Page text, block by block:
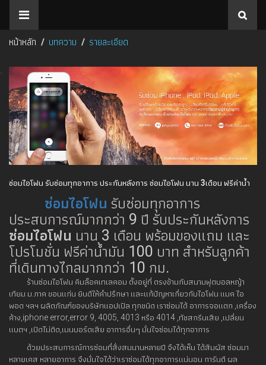
หน้าหลัก บทความ รายละเอียด
ซ่อมไอโฟน รับซ่อมทุกอาการ ประกันหลังการ ซ่อมไอโฟน นาน 3เดือน ฟรีค่าน้ำ
มัน 100 บาทซ่อมไอโฟน รับซ่อมทุกอาการ
ประสบการณ์มากกว่า 9 ปี รับประกันหลังการ
ซ่อมไอโฟน นาน 3 เดือน พร้อมของแถม และ
โปรโมชั่น ฟรีค่าน้ำมัน 100 บาท สำหรับลูกค้า
ที่เดินทางไกลมากกว่า 10 กม.
ร้านซ่อมไอโฟน คิมล็อคเทเลคอม ตั้งอยู่ที่ ตรงข้ามกับสนามฟุตบอลหญ้า
เทียม ม.ภาค ขอนแก่น ยินดีให้คำปรึกษา และแก้ปัญหาเกี่ยวกับไอโฟน แมค ไอ
พอด ฯลฯ ผลิตภัณฑ์ของบริษัทแอปเปิล ทุกชนิด เราซ่อมได้ อาการจอแตก ,เครื่อง
ค้าง,iphone error,error 9, 4005, 4013 หรือ 4014 ,ทัชสกรีนเสีย ,เปลี่ยน
แบตฯ ,เปิดไม่ติด,เมนบอร์ดเสีย อาการอื่นๆ มั่นใจซ่อมได้ทุกอาการ
ด้วยประสบการณ์การซ่อมที่สั่งสมนานหลายปี จึงได้เห็น ได้สัมผัส ซ่อมมา
หลายเคส หลายอาการ จึงมั่นใจได้ว่าเราซ่อมได้ทุกอาการแน่นอน การันตี ผล